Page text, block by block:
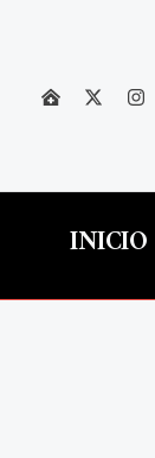
INICIO